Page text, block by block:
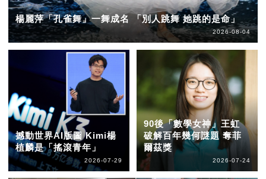
楊麗萍「孔雀舞」一舞成名 「別人跳舞 她跳的是命」
2026-08-04
撼動世界AI版圖 Kimi楊
植麟是「搖滾青年」
2026-07-29
90後「數學女神」王虹
破解百年幾何謎題 奪菲
爾茲獎
2026-07-24